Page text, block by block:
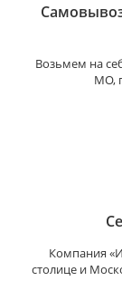
Возьмем на
МО,
Компания
столице и